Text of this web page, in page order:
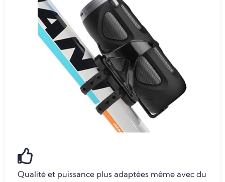
Qualité et puissance plus adaptées même avec du